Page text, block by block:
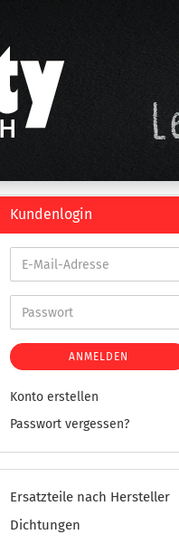
Kundenlogin
ANMELDEN
Konto erstellen
Passwort vergessen?
Ersatzteile nach Hersteller
Dichtungen